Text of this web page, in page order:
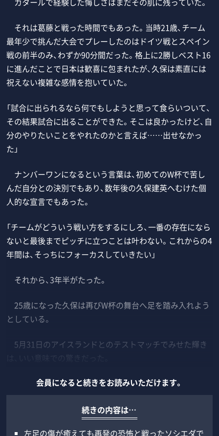
それは葛藤と戦った時間でもあった。当時21歳、チーム
最年少で挑んだ大会でプレーしたのはドイツ戦とスペイン
戦の前半のみ、わずか90分間だった。格上に2勝しベスト16
に進んだことで日本は歓喜に包まれたが、久保は素直には
祝えない複雑な感情を抱いていた。
「試合に出られるなら何でもしようと思って食らいついて、
その結果試合に出ることができた。そこは良かったけど、自
分のやりたいことをやれたのかと言えば……出せなかっ
た」
ナンバーワンになるという言葉は、初めてのW杯で苦し
んだ自分との決別でもあり、数年後の久保建英へむけた個
人的な宣言でもあった。
「チームがどういう戦い方をするにしろ、一番の存在になら
ないと最後までピッチに立つことは叶わない。これからの4
年間は、そっちにフォーカスしていきたい」
それから、3年半がたった。
25歳になった久保は再びW杯の舞台へ足を踏み入れよう
としている。
5月31日のアイスランドとのテストマッチでみせた輝き
会員になると続きをお読みいただけます。
続きの内容は…
左足の傷が癒えても再発の恐怖と戦ったソシエダで